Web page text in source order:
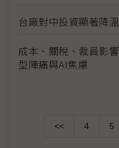
台廠對中投資顯著降
成本、關稅、裁員影
型陣痛與AI焦慮
<< 4 5